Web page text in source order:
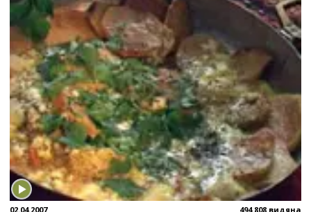
02.04.2007 494 808 видяна